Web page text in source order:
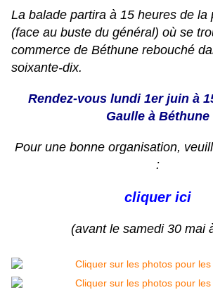
La balade partira à 15 heures de la
(face au buste du général) où se
commerce de Béthune rebouché
soixante-dix.
Rendez-vous lundi 1er juin à
Gaulle à Béthune
Pour une bonne organisation,
:
cliquer ici
(avant le samedi 30 mai